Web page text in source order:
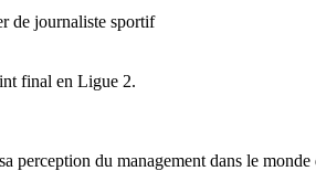
de journaliste sportif
final en Ligue 2.
perception du management dans le